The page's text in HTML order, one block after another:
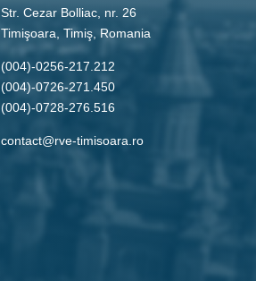
Str. Cezar Bolliac, nr. 26
Timişoara, Timiş, Romania
(004)-0256-217.212
(004)-0726-271.450
(004)-0728-276.516
contact@rve-timisoara.ro